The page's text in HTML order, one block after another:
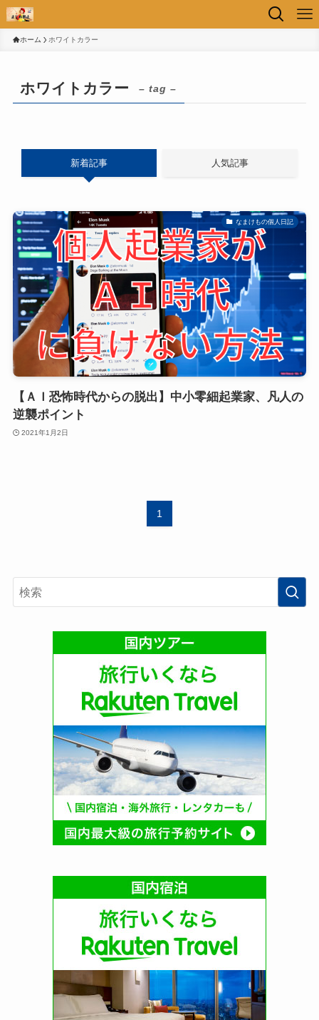
ホーム ホワイトカラー
ホワイトカラー – tag –
新着記事 人気記事
なまけもの個人日記
【ＡＩ恐怖時代からの脱出】中小零細起業家、凡人の
逆襲ポイント
2021年1月2日
1